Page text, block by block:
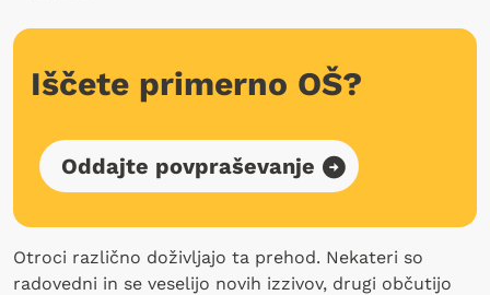
Iščete primerno OŠ?
Oddajte povpraševanje
Otroci različno doživljajo ta prehod. Nekateri so
radovedni in se veselijo novih izzivov, drugi občutijo